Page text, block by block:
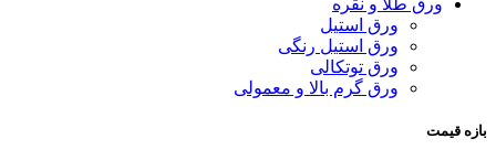
ورق طلا و نقره
ورق استیل
ورق استیل رنگی
ورق توتکالی
ورق گرم بالا و معمولی
بازه قیمت